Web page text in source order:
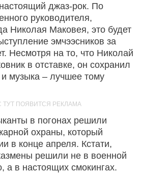
джаз-рок. По
руководителя,
Николая Маковея, это будет
эмчээсников за
Несмотря на то, что Николай
в отставке, он сохранил
и музыка – лучшее тому
в погонах решили
охраны, который
в конце апреля. Кстати,
решили не в военной
а в настоящих смокингах.